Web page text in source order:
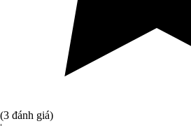
(3 đánh giá)